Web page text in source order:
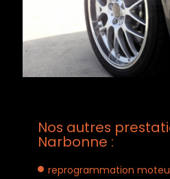
Nos autres
Narbonne :
reprogrammation